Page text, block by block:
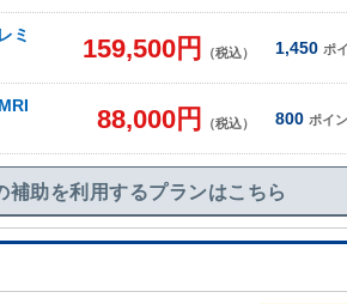
ミ
159,500円 （税込） 1,450 ポ
88,000円 （税込） 800 ポイ
補助を利用するプランはこちら